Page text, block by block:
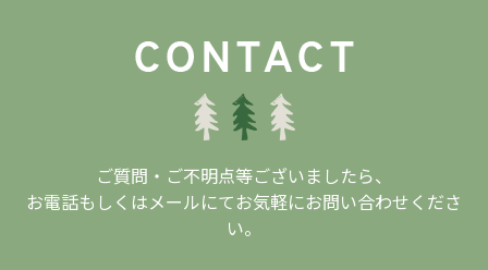
ご質問・ご不明点等ございましたら、
お電話もしくはメールにてお気軽にお問い合わせくださ
い。